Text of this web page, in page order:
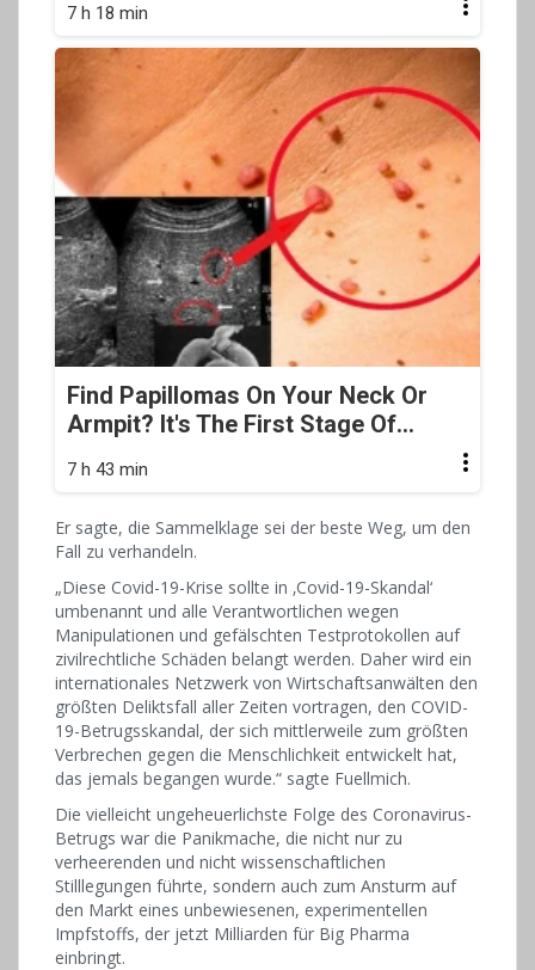
7 h 18 min
Find Papillomas On Your Neck Or
Armpit? It's The First Stage Of...
7 h 43 min
Er sagte, die Sammelklage sei der beste Weg, um den
Fall zu verhandeln.
„Diese Covid-19-Krise sollte in ‚Covid-19-Skandal‘
umbenannt und alle Verantwortlichen wegen
Manipulationen und gefälschten Testprotokollen auf
zivilrechtliche Schäden belangt werden. Daher wird ein
internationales Netzwerk von Wirtschaftsanwälten den
größten Deliktsfall aller Zeiten vortragen, den COVID-
19-Betrugsskandal, der sich mittlerweile zum größten
Verbrechen gegen die Menschlichkeit entwickelt hat,
das jemals begangen wurde.“ sagte Fuellmich.
Die vielleicht ungeheuerlichste Folge des Coronavirus-
Betrugs war die Panikmache, die nicht nur zu
verheerenden und nicht wissenschaftlichen
Stilllegungen führte, sondern auch zum Ansturm auf
den Markt eines unbewiesenen, experimentellen
Impfstoffs, der jetzt Milliarden für Big Pharma
einbringt.